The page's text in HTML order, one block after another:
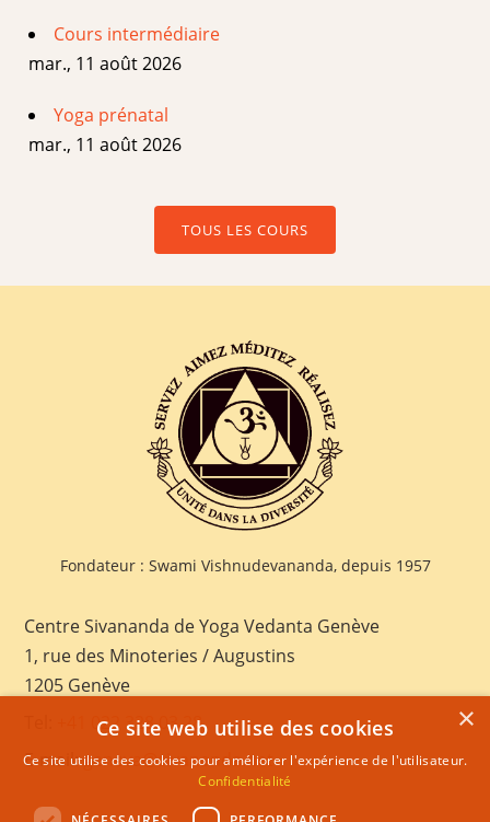
Cours intermédiaire
mar., 11 août 2026
Yoga prénatal
mar., 11 août 2026
TOUS LES COURS
Fondateur : Swami Vishnudevananda, depuis 1957
Centre Sivananda de Yoga Vedanta Genève
1, rue des Minoteries / Augustins
1205 Genève
+41 022 328 03 28
E-mail:geneva@sivananda.net
×
Ce site web utilise des cookies
Ce site utilise des cookies pour améliorer l'expérience de l'utilisateur.
Confidentialité